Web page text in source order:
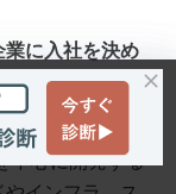
に入社を決め
中心にシステ
中心に開発する